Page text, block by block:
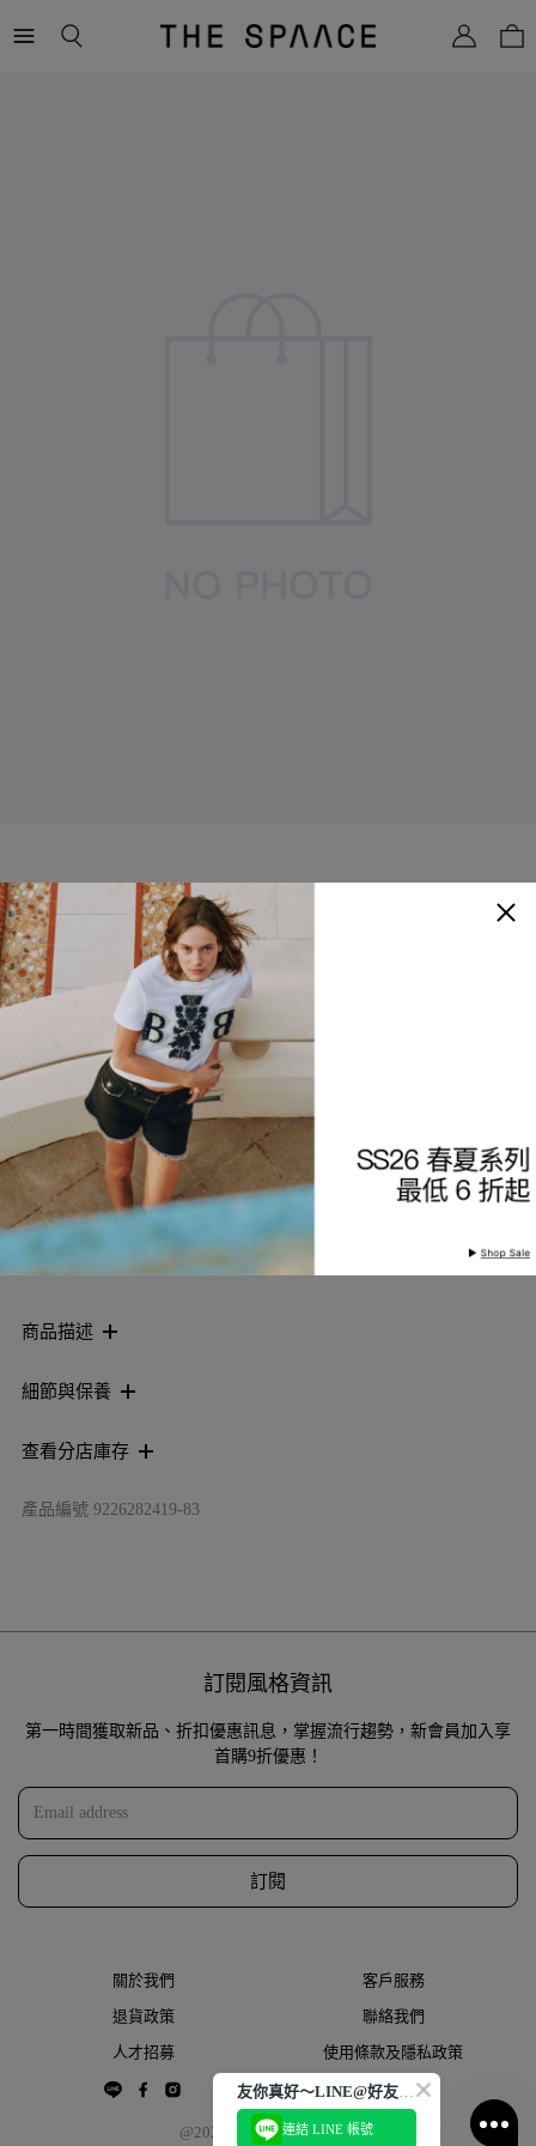
SPAACE
Spaace
絲質百慕達短褲
NTD 15,980
30% OFF
11,186
顏色：棕色
索取到貨通知
商品描述
細節與保養
查看分店庫存
產品編號 9226282419-83
訂閱風格資訊
第一時間獲取新品、折扣優惠訊息，掌握流行趨勢，新會員加入享
首購9折優惠！
訂閱
關於我們
客戶服務
退貨政策
聯絡我們
人才招募
使用條款及隱私政策
@2022 THESPAACE.COM
友你真好～LINE@好友大募集
連結 LINE 帳號